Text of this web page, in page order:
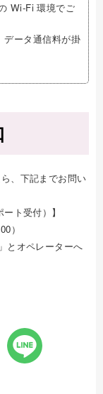
Wi-Fi 環境でご
データ通信料が掛
、下記までお問い
ト受付）】
）
とオペレーターへ